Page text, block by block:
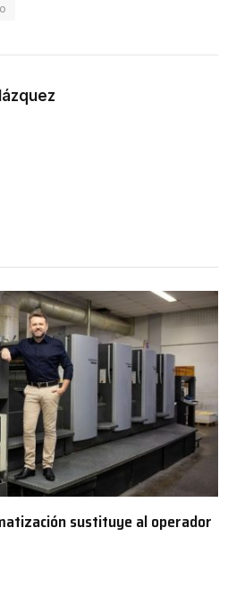
sustituye al operador